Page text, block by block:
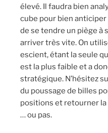
élevé. Il faudra bien
cube pour bien
de se tendre un piège à
arriver très vite. On
escient, étant la seule
est la plus faible et a
stratégique. N’hésitez
du poussage de billes
positions et retourner
… ou pas.